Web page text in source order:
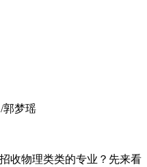
郭梦瑶
招收物理类类的专业？先来看